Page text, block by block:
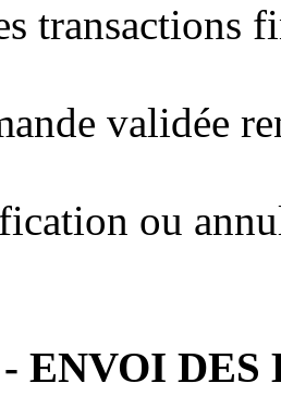
transactions
validée
ou
ENVOI DES